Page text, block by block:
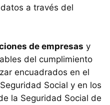
a través del
de empresas y
del cumplimiento
encuadrados en el
Social y en los
la Seguridad Social de